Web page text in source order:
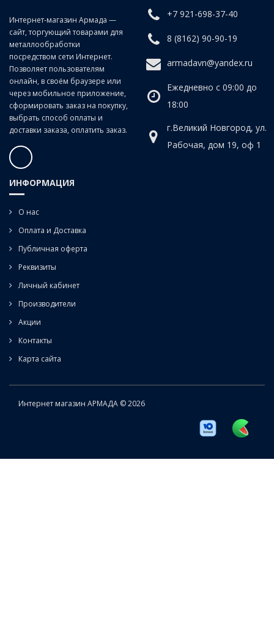
СВ08Г2С. Предназначена для сварки МИГ постоянным
током прямой полярности в среде защитного газа
(GMAW). Производится по сварочному стандарту AWS
5.18, в соответствии с DIN 8559 SG2/ EN 440 G3Si1.Она
идеально подходит для сварки большинства марок
низкоуглеродистой и низколегированной стали, для
листового металла, а также для конструкционных сталей,
которые имеют незначительный налет ржавчины или
окалины. Данная проволока способствует раскислению
металла при сварке, который имеет не обезжиренную
поверхность при этом сварочный шов получается
прочный и гладкий. Возможна сварка в один или
несколько проходов, во всех пространственных
Интернет-магазин Армада —
сайт, торгующий товарами для
металлообработки
посредством сети Интернет.
Позволяет пользователям
онлайн, в своём браузере или
через мобильное приложение,
сформировать заказ на покупку,
выбрать способ оплаты и
доставки заказа, оплатить заказ.
+7 921-698-37-40
8 (8162) 90-90-19
armadavn@yandex.ru
Ежедневно с 09:00 до
18:00
г.Великий Новгород, ул.
Рабочая, дом 19, оф 1
ИНФОРМАЦИЯ
О нас
Оплата и Доставка
Публичная оферта
Реквизиты
Личный кабинет
Производители
Акции
Контакты
Карта сайта
Интернет магазин АРМАДА © 2026